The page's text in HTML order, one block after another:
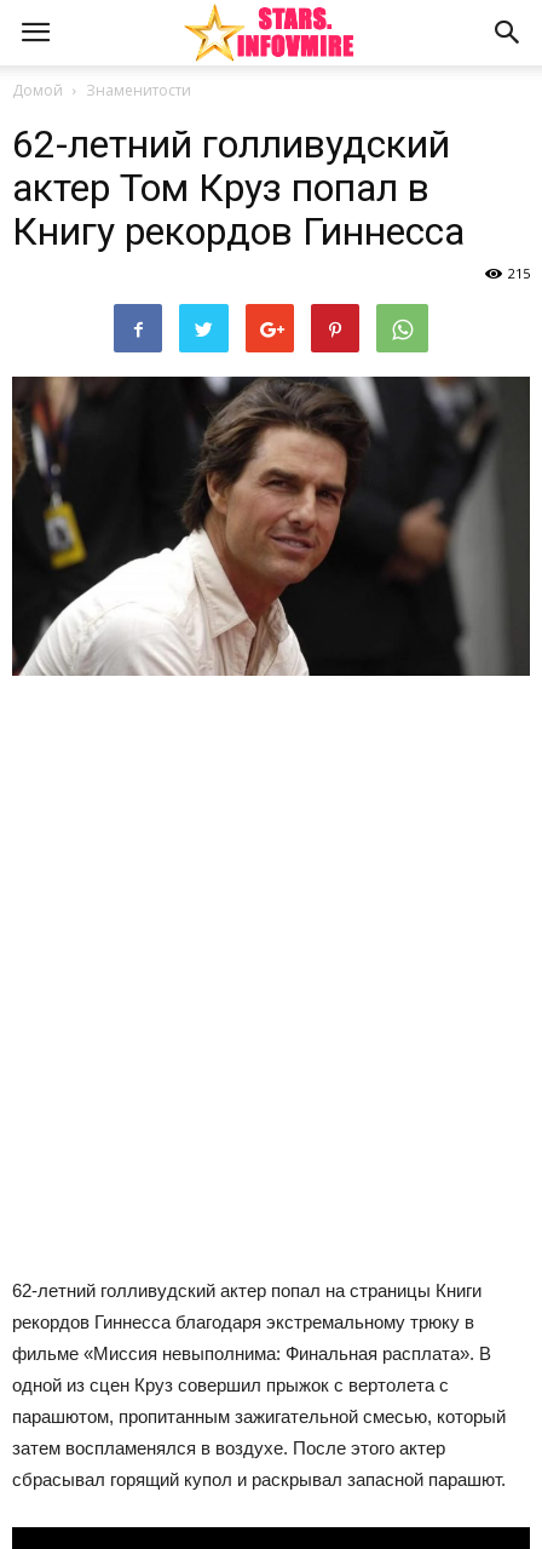
Домой Знаменитости
62-летний голливудский
актер Том Круз попал в
Книгу рекордов Гиннесса
215
62-летний голливудский актер попал на страницы Книги
рекордов Гиннесса благодаря экстремальному трюку в
фильме «Миссия невыполнима: Финальная расплата». В
одной из сцен Круз совершил прыжок с вертолета с
парашютом, пропитанным зажигательной смесью, который
затем воспламенялся в воздухе. После этого актер
сбрасывал горящий купол и раскрывал запасной парашют.